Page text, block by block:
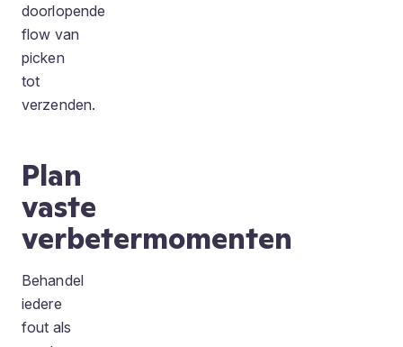
doorlopende
flow van
picken
tot
verzenden.
Plan
vaste
verbetermomenten
Behandel
iedere
fout als